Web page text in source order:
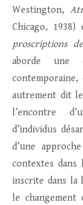
Westington,
Chicago,
proscriptions
aborde une
autrement dit
l’encontre
d’individus
d’une
contextes
inscrite dans la
le changement